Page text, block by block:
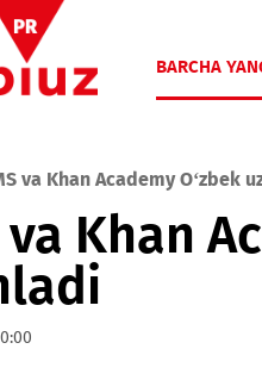
UMS va Khan Academy
va